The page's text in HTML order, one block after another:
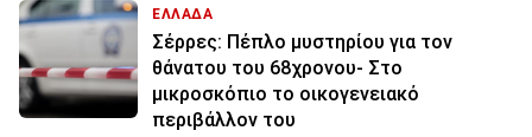
ΕΛΛΑΔΑ
Σέρρες: Πέπλο μυστηρίου για τον
θάνατου του 68χρονου- Στο
μικροσκόπιο το οικογενειακό
περιβάλλον του